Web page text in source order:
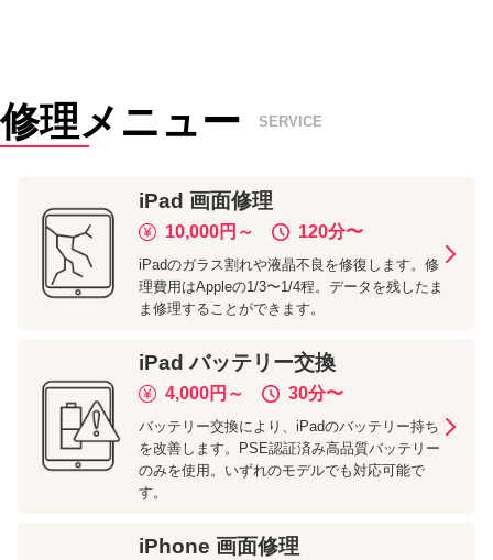
修理メニュー SERVICE
iPad 画面修理
10,000円～ 120分〜
iPadのガラス割れや液晶不良を修復します。修
理費用はAppleの1/3〜1/4程。データを残したま
ま修理することができます。
iPad バッテリー交換
4,000円～ 30分〜
バッテリー交換により、iPadのバッテリー持ち
を改善します。PSE認証済み高品質バッテリー
のみを使用。いずれのモデルでも対応可能で
す。
iPhone 画面修理